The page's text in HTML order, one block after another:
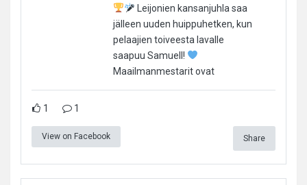
Leijonien kansanjuhla saa
jälleen uuden huippuhetken, kun
pelaajien toiveesta lavalle
saapuu Samuell!
Maailmanmestarit ovat
1 1
View on Facebook Share